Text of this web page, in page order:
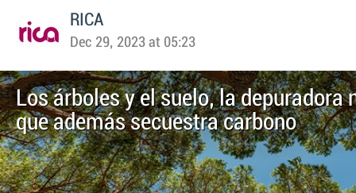
RICA
Dec 29, 2023 at 05:23
Los árboles y el suelo, la depuradora
que además secuestra carbono